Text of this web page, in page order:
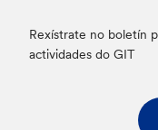
Rexístrate no boletín
actividades do GIT